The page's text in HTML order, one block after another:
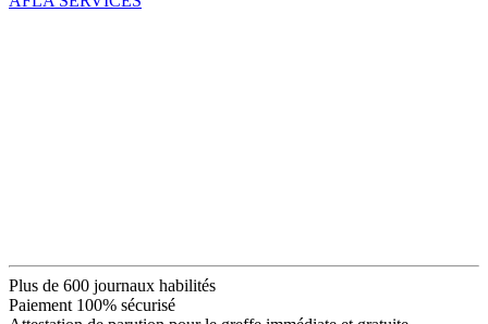
Plus de 600 journaux habilités
Paiement 100% sécurisé